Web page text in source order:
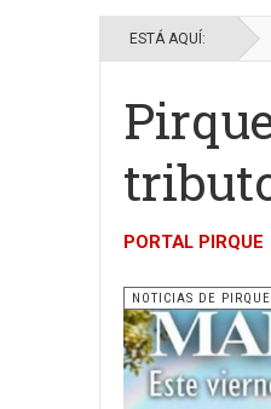
ESTÁ AQUÍ:
PORTAL PIRQUE
NOTICIAS DE PIRQUE